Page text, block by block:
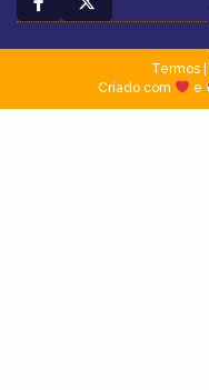
Termos|
Criado com
e